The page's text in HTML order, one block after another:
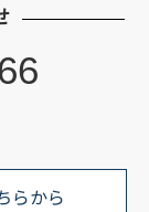
らから